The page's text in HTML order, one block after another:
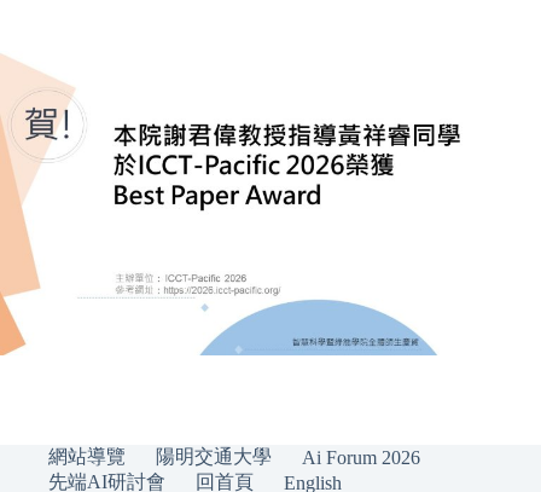
網站導覽 陽明交通大學
Ai Forum 2026
先端AI研討會
回首頁
English